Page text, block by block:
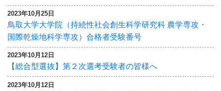
2023年10月25日
鳥取大学大学院（持続性社会創生科学研究科 農学専攻・
国際乾燥地科学専攻）合格者受験番号
2023年10月12日
【総合型選抜】第２次選考受験者の皆様へ
2023年10月12日